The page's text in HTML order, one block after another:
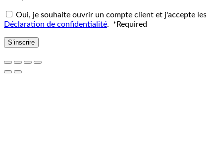
Oui, je souhaite ouvrir un compte client et j'accepte les
Déclaration de confidentialité. * Required
S’inscrire